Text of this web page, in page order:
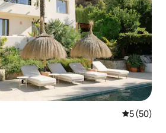
Note
5 (50)